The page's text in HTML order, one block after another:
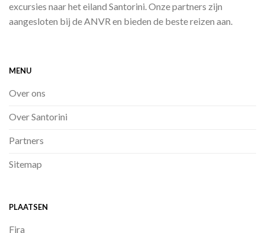
excursies naar het eiland Santorini. Onze partners zijn
aangesloten bij de ANVR en bieden de beste reizen aan.
MENU
Over ons
Over Santorini
Partners
Sitemap
PLAATSEN
Fira